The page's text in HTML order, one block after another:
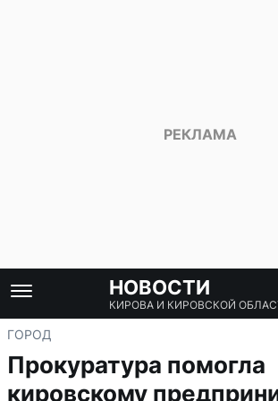
НОВОСТИ
КИРОВА И КИРОВСКОЙ
ГОРОД
Прокуратура помогла
кировскому